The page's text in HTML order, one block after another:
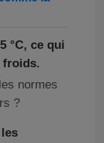
°C, ce qui
froids.
normes
?